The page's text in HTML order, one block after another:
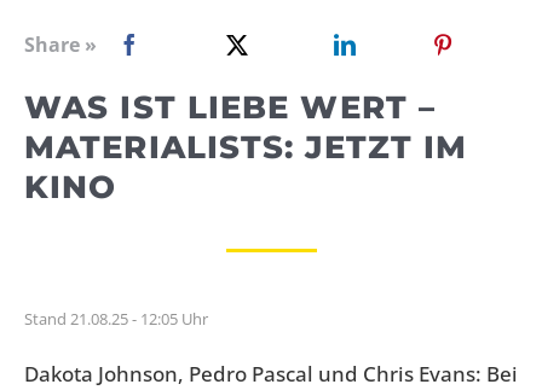
WEBRADIO
Share »
WAS IST LIEBE WERT –
MATERIALISTS: JETZT IM
KINO
Stand 21.08.25 - 12:05 Uhr
Dakota Johnson, Pedro Pascal und Chris Evans: Bei